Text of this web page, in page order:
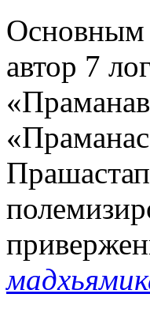
Основным
автор 7